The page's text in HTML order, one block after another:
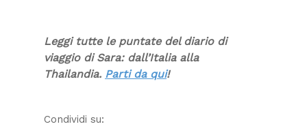
Leggi tutte le puntate del diario di
viaggio di Sara: dall’Italia alla
Thailandia. Parti da qui!
Condividi su: